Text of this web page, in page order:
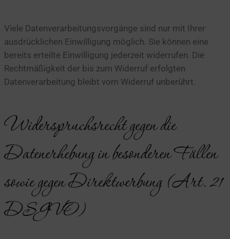
Viele Datenverarbeitungsvorgänge sind nur mit Ihrer
ausdrücklichen Einwilligung möglich. Sie können eine
bereits erteilte Einwilligung jederzeit widerrufen. Die
Rechtmäßigkeit der bis zum Widerruf erfolgten
Datenverarbeitung bleibt vom Widerruf unberührt.
Widerspruchsrecht gegen die
Datenerhebung in besonderen Fällen
sowie gegen Direktwerbung (Art. 21
DSGVO)